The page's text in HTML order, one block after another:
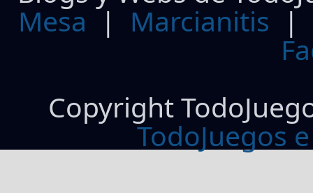
Mesa | Marcianitis |
Copyright
TodoJuegos